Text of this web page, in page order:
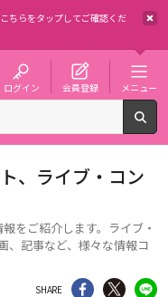
こちらをタップしてご確認くだ
ログイン 会員登録 メニュー
、ライブ・コン
をご紹介します。ライブ・
、記事など、様々な情報コ
SHARE シェア Twitter